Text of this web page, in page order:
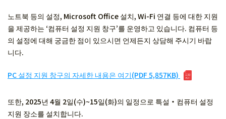
노트북 등의 설정, Microsoft Office 설치, Wi-Fi 연결 등에 대한 지원
을 제공하는 ‘컴퓨터 설정 지원 창구’를 운영하고 있습니다. 컴퓨터 등
의 설정에 대해 궁금한 점이 있으시면 언제든지 상담해 주시기 바랍
니다.
PC 설정 지원 창구의 자세한 내용은 여기(PDF 5,857KB)
또한, 2025년 4월 2일(수)~15일(화)의 일정으로 특설・컴퓨터 설정
지원 장소를 설치합니다.